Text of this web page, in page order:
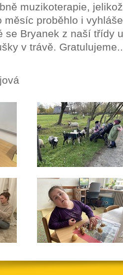
muzikoterapie,
měsíc proběhlo i
se Bryanek z naší třídy
v trávě.